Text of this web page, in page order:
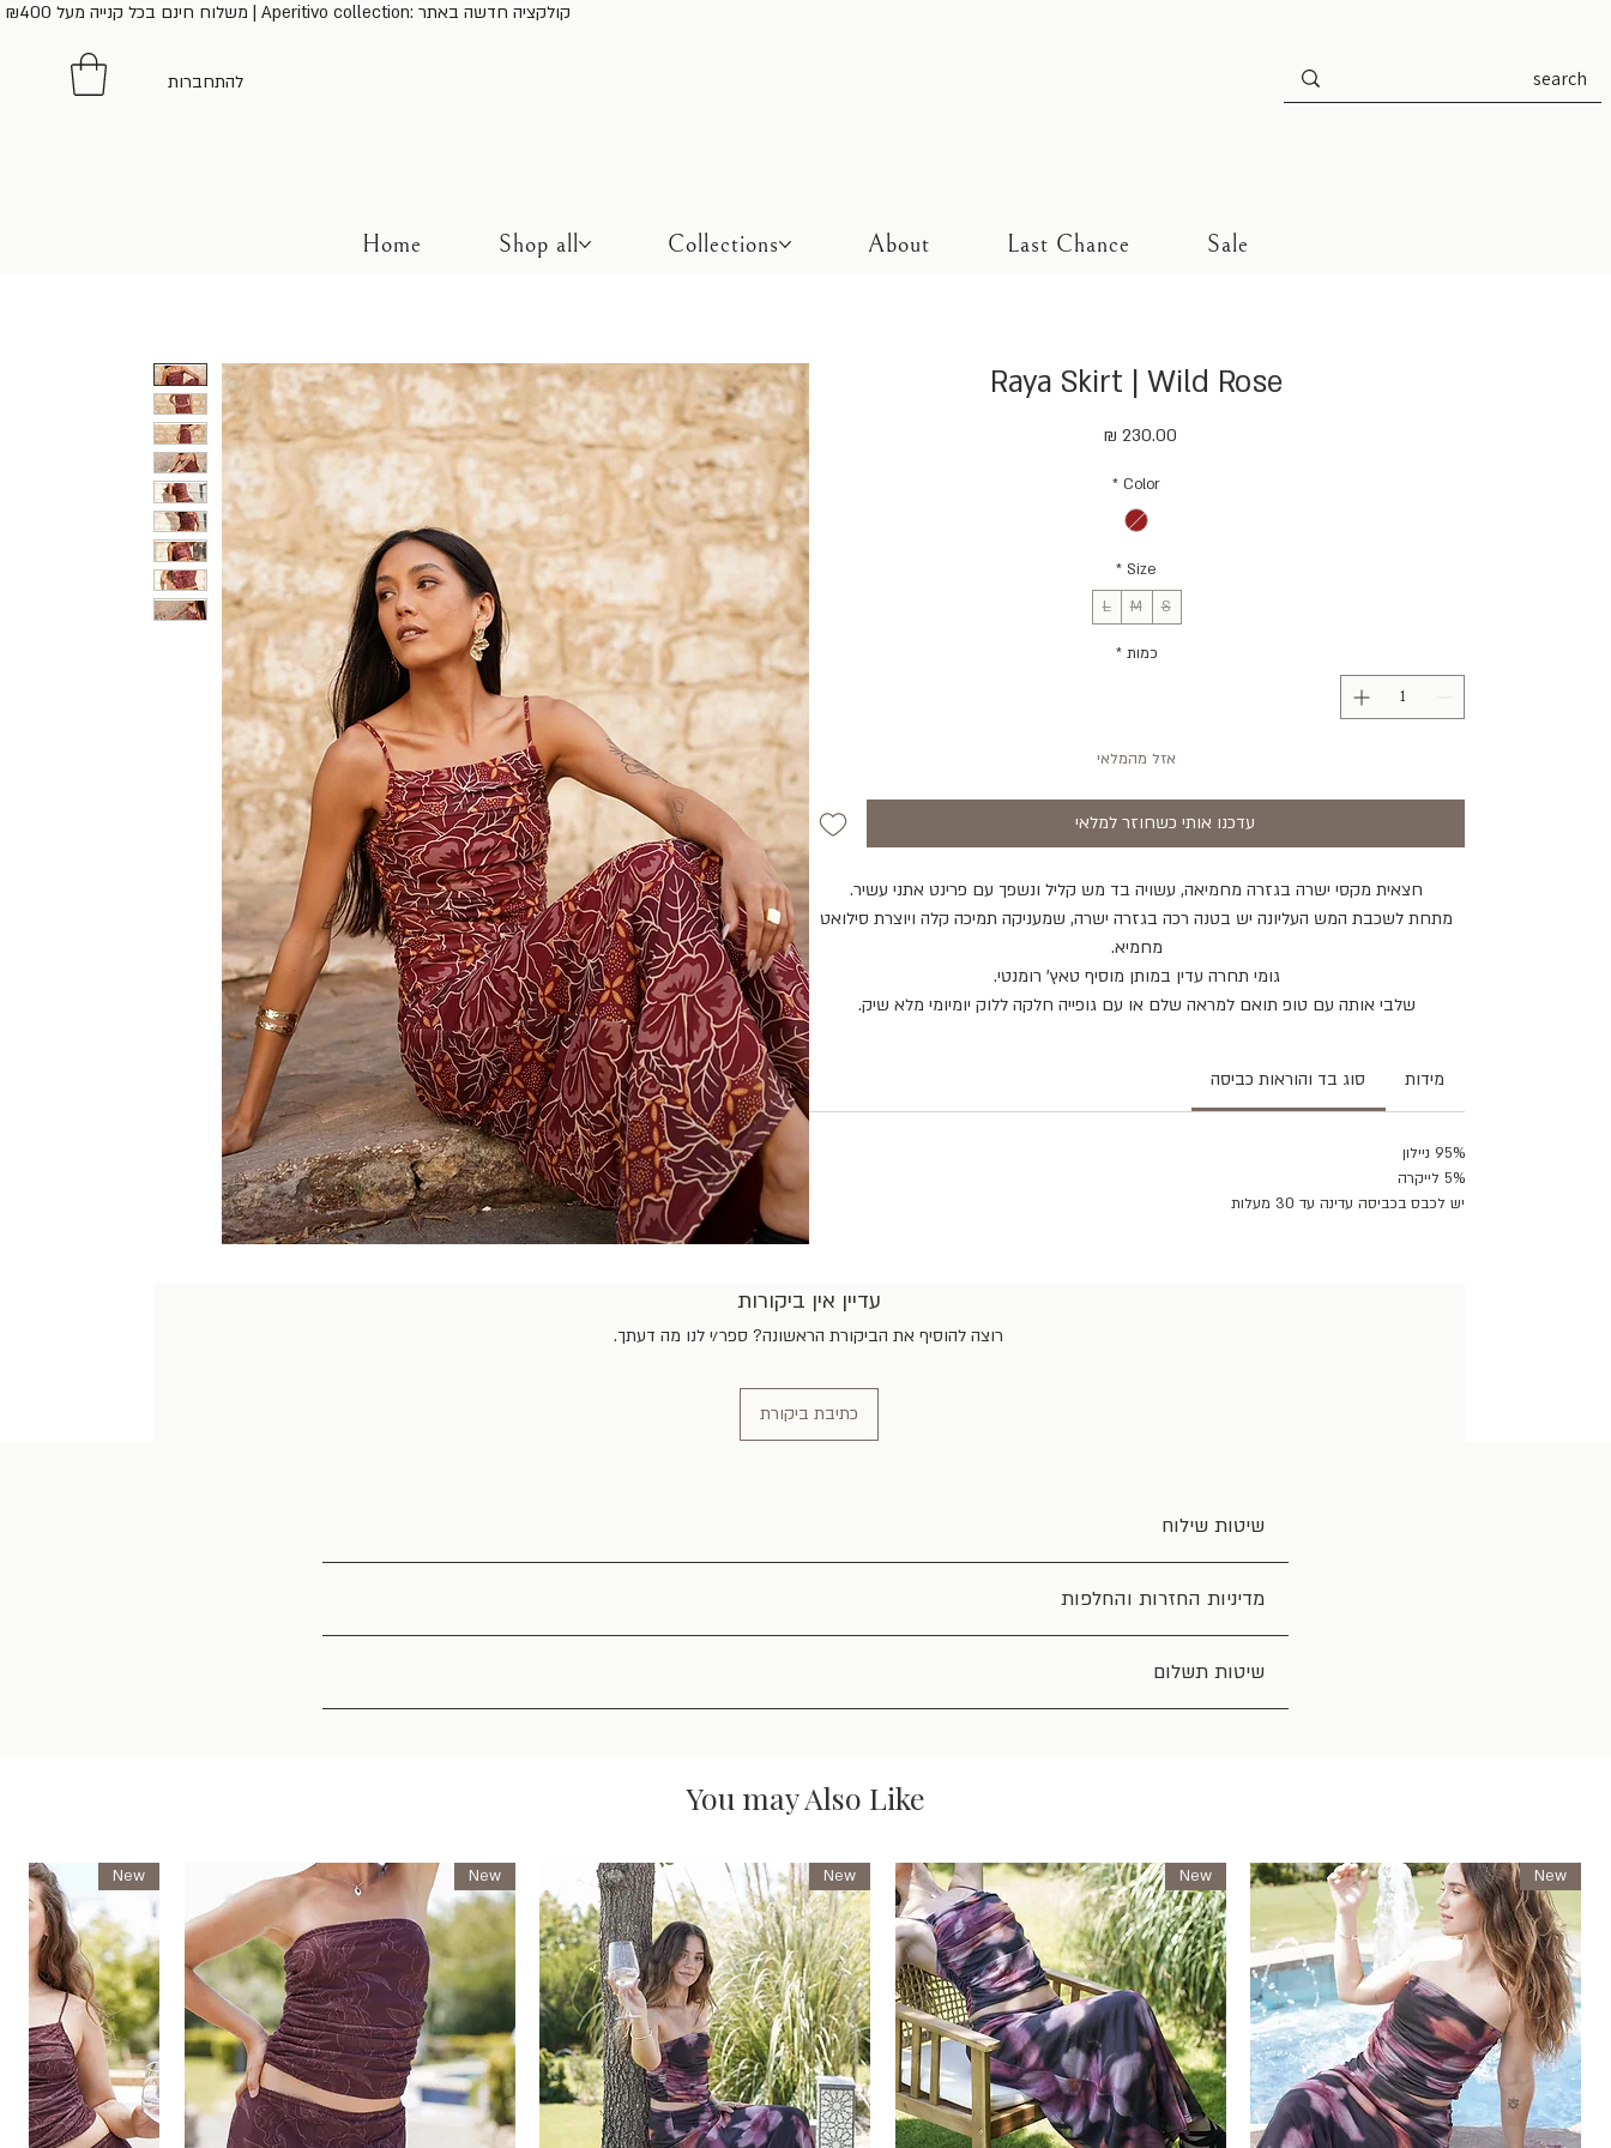
משלוח חינם בכל קנייה מעל ₪400 | Aperitivo collection: קולקציה חדשה באתר
להתחברות
Home Shop all Collections About Last Chance Sale
שיטות שילוח
מדיניות החזרות והחלפות
שיטות תשלום
Raya Skirt | Wild Rose
Color
*
Size
*
S
M
L
כמות *
אזל מהמלאי
עדכנו אותי כשחוזר למלאי
חצאית מקסי ישרה בגזרה מחמיאה, עשויה בד מש קליל ונשפך עם פרינט אתני עשיר.
מתחת לשכבת המש העליונה יש בטנה רכה בגזרה ישרה, שמעניקה תמיכה קלה ויוצרת סילואט
מחמיא.
גומי תחרה עדין במותן מוסיף טאץ' רומנטי.
שלבי אותה עם טופ תואם למראה שלם או עם גופייה חלקה ללוק יומיומי מלא שיק.
סוג בד והוראות כביסה מידות
95% ניילון
5% לייקרה
יש לכבס בכביסה עדינה עד 30 מעלות
עדיין אין ביקורות
רוצה להוסיף את הביקורת הראשונה? ספר/י לנו מה דעתך.
כתיבת ביקורת
You may Also Like
New
New
New
New
New